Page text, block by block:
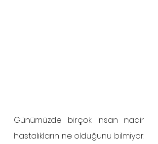
Günümüzde birçok insan nadir
hastalıkların ne olduğunu bilmiyor.